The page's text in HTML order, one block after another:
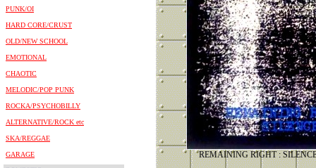
PUNK/OI
HARD CORE/CRUST
OLD/NEW SCHOOL
EMOTIONAL
CHAOTIC
MELODIC/POP PUNK
ROCKA/PSYCHOBILLY
ALTERNATIVE/ROCK etc
SKA/REGGAE
GARAGE REMAINING RIGHT :